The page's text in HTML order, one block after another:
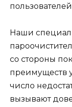
Наши
со стороны
преимуществ
число
вызывают